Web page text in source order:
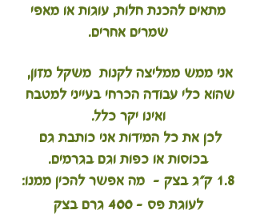
מתאים להכנת חלות, עוגות או מאפי
שמרים אחרים.
אני ממש ממליצה לקנות  משקל מזון,
שהוא כלי עבודה הכרחי בעייני למטבח
ואינו יקר כלל.
לכן את כל המידות אני כותבת גם
בכוסות או כפות וגם בגרמים.
1.8 ק"ג בצק -  מה אפשר להכין ממנו:
לעוגת פס - 400 גרם בצק